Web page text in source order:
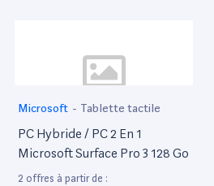
Microsoft - Tablette tactile
PC Hybride / PC 2 En 1
Microsoft Surface Pro 3 128 Go
2 offres à partir de :